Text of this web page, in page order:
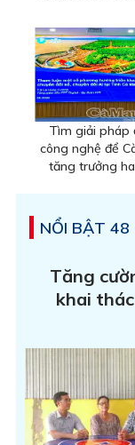
Tìm giải pháp
công nghệ để
tăng trưởng
NỔI BẬT 48
Tăng
khai